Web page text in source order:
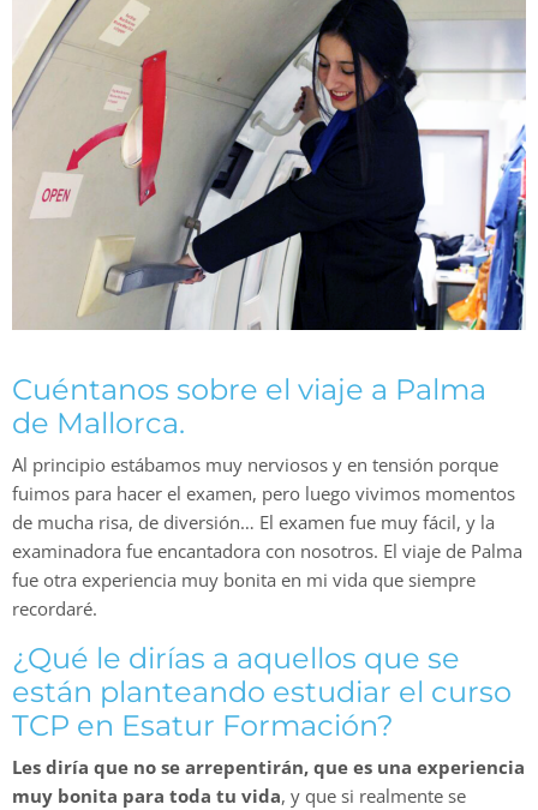
Cuéntanos sobre el viaje a Palma
de Mallorca.
Al principio estábamos muy nerviosos y en tensión porque
fuimos para hacer el examen, pero luego vivimos momentos
de mucha risa, de diversión… El examen fue muy fácil, y la
examinadora fue encantadora con nosotros. El viaje de Palma
fue otra experiencia muy bonita en mi vida que siempre
recordaré.
¿Qué le dirías a aquellos que se
están planteando estudiar el curso
TCP en Esatur Formación?
Les diría que no se arrepentirán, que es una experiencia
muy bonita para toda tu vida, y que si realmente se